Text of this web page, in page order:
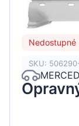
Nedostupné
SKU: